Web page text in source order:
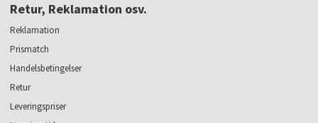
Retur, Reklamation osv.
Reklamation
Prismatch
Handelsbetingelser
Retur
Leveringspriser